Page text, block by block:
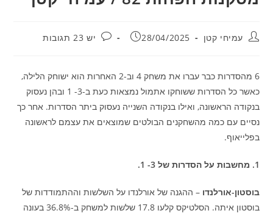
מחבר:עמיחי קטן פורסם:
28/04/2025 תגובות:
יש 23 תגובות
6 מהסדרות כבר עברו את משחק 4 וב-2 האחרות הוא ישוחק הלילה,
כאשר כל הסדרות ששוחקו אתמול נמצאות כעת ב-3- 1 ובהן נעסוק
בנקודה הראשונה, ואילו בנקודה השנייה נעסוק ביתר הסדרות. אחר כך
נסיים עם כמה מהשחקנים הבולטים שמוצאים את עצמם לראשונה
בפלייאוף.
1. מחשבות על הסדרות של 3- 1.
בוסטון-אורלנדו – ההגנה של אורלנדו על השלשות וההתמודדות של
בוסטון איתה. הסלטיקס קלעו 17.8 שלשות למשחק ב-36.8% בעונה